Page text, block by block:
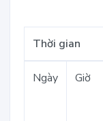
Thời gian
Ngày Giờ